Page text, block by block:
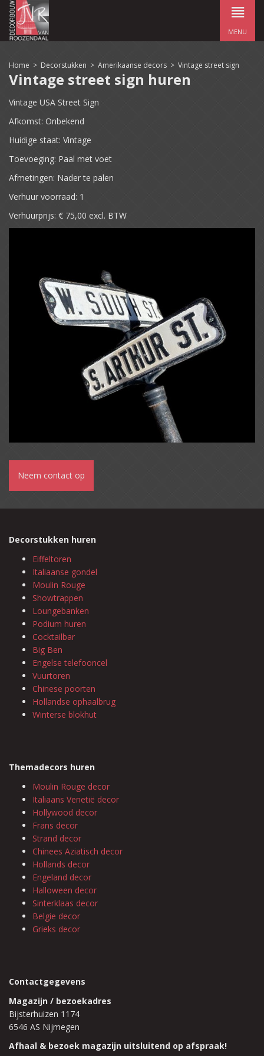
MENU
Home > Decorstukken > Amerikaanse decors > Vintage street sign
Vintage street sign huren
Vintage USA Street Sign
Afkomst: Onbekend
Huidige staat: Vintage
Toevoeging: Paal met voet
Afmetingen: Nader te palen
Verhuur voorraad: 1
Verhuurprijs: € 75,00 excl. BTW
Neem contact op
Decorstukken huren
Eiffeltoren
Italiaanse gondel
Moulin Rouge
Showtrappen
Loungebanken
Podium huren
Cocktailbar
Big Ben
Engelse telefooncel
Vuurtoren
Chinese poorten
Hollandse ophaalbrug
Winterse blokhut
Themadecors huren
Moulin Rouge decor
Italiaans Venetië decor
Hollywood decor
Frans decor
Strand decor
Chinees Aziatisch decor
Hollands decor
Engeland decor
Halloween decor
Sinterklaas decor
Belgie decor
Grieks decor
Contactgegevens
Magazijn / bezoekadres
Bijsterhuizen 1174
6546 AS Nijmegen
Afhaal & bezoek magazijn uitsluitend op afspraak!